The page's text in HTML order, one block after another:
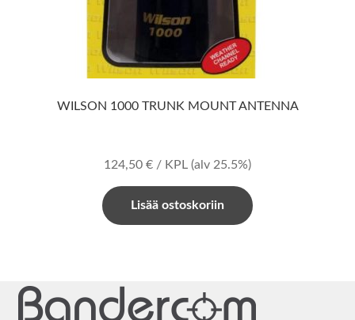
WILSON 1000 TRUNK MOUNT ANTENNA
124,50 € / KPL (alv 25.5%)
Lisää ostoskoriin